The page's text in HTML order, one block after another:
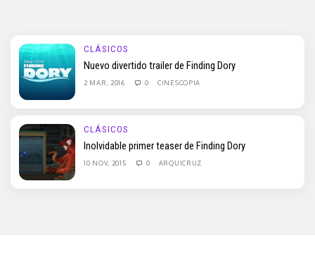
CLÁSICOS
Nuevo divertido trailer de Finding Dory
2 MAR, 2016 0 CINESCOPIA
CLÁSICOS
Inolvidable primer teaser de Finding Dory
10 NOV, 2015 0 ARQUICRUZ